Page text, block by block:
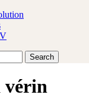
Search
vérin